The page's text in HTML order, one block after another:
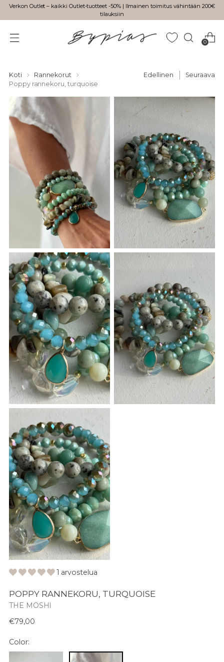
Verkon Outlet – kaikki Outlet-tuotteet -50% | Ilmainen toimitus vähintään 200€
tilauksiin
0
Koti
Rannekorut
Poppy rannekoru, turquoise
Edellinen Seuraava
1 arvostelua
POPPY RANNEKORU, TURQUOISE
THE MOSHI
Normaali
€79,00
Color: